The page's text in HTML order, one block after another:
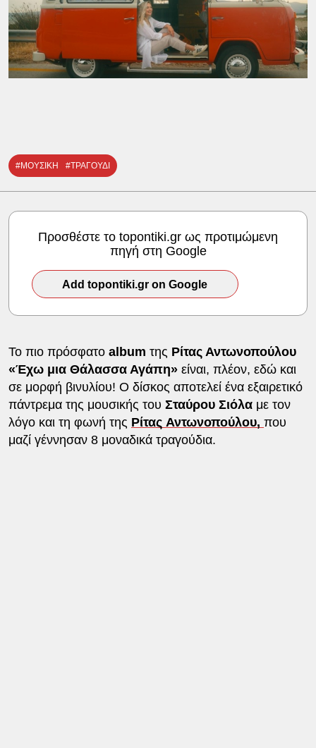
#ΜΟΥΣΙΚΗ #ΤΡΑΓΟΥΔΙ
Προσθέστε το topontiki.gr ως προτιμώμενη
πηγή στη Google
Add topontiki.gr on Google
Το πιο πρόσφατο album της Ρίτας Αντωνοπούλου
«Έχω μια Θάλασσα Αγάπη»είναι, πλέον, εδώ και
σε μορφή βινυλίου! Ο δίσκος αποτελεί ένα εξαιρετικό
πάντρεμα της μουσικής του Σταύρου Σιόλα με τον
λόγο και τη φωνή της Ρίτας Αντωνοπούλου, που
μαζί γέννησαν 8 μοναδικά τραγούδια.